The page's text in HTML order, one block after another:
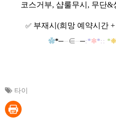
코스거부, 샵룰무시, 무단
✅ 부재시(희망 예약시간
✿*──∈──: *✼* :: *❉
타이